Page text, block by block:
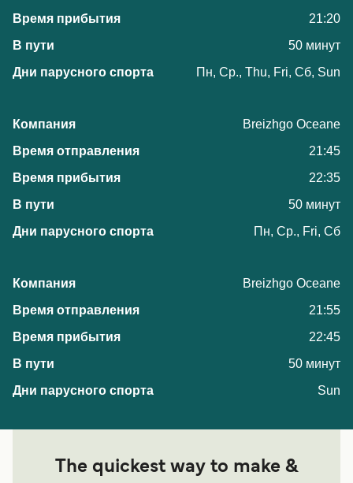
21:20
50 минут
Пн, Ср., Thu, Fri, Сб, Sun
Breizhgo Oceane
21:45
22:35
50 минут
Пн, Ср., Fri, Сб
Breizhgo Oceane
21:55
22:45
50 минут
Sun
The quickest way to make &